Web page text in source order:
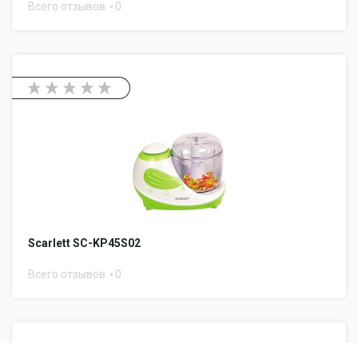
Всего отзывов 0
Scarlett SC-KP45S02
Всего отзывов 0